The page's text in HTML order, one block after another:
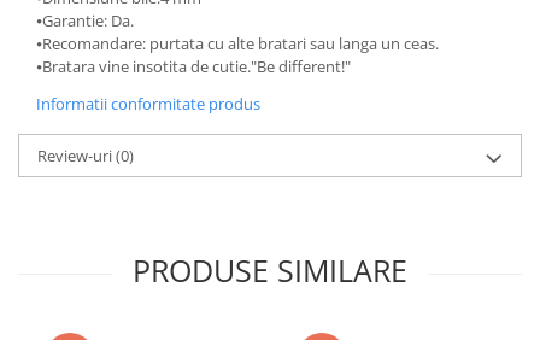
⦁Garantie: Da.
⦁Recomandare: purtata cu alte bratari sau langa un ceas.
⦁Bratara vine insotita de cutie."Be different!"
Informatii conformitate produs
Review-uri(0)
PRODUSE SIMILARE